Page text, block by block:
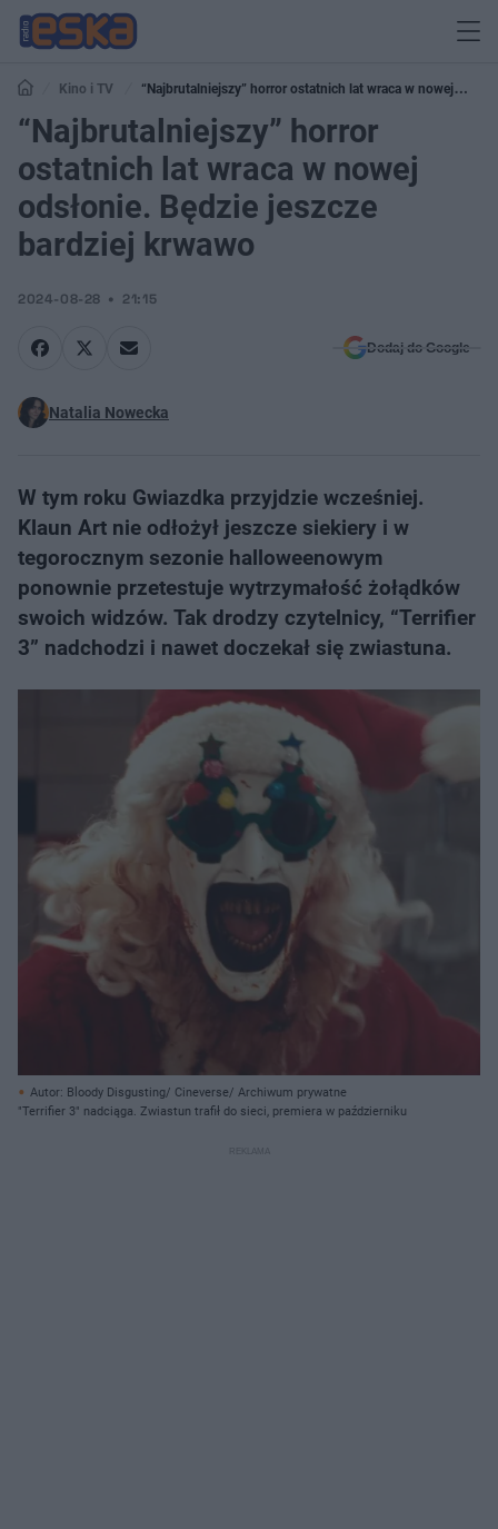
Kino i TV
“Najbrutalniejszy” horror ostatnich lat wraca w nowej
odsłonie. Będzie jeszcze bardziej krwawo
“Najbrutalniejszy” horror
ostatnich lat wraca w nowej
odsłonie. Będzie jeszcze
bardziej krwawo
2024-08-28 21:15
Dodaj do Google
Natalia Nowecka
W tym roku Gwiazdka przyjdzie wcześniej.
Klaun Art nie odłożył jeszcze siekiery i w
tegorocznym sezonie halloweenowym
ponownie przetestuje wytrzymałość żołądków
swoich widzów. Tak drodzy czytelnicy, “Terrifier
3” nadchodzi i nawet doczekał się zwiastuna.
Autor: Bloody Disgusting/ Cineverse/ Archiwum prywatne
"Terrifier 3" nadciąga. Zwiastun trafił do sieci, premiera w październiku